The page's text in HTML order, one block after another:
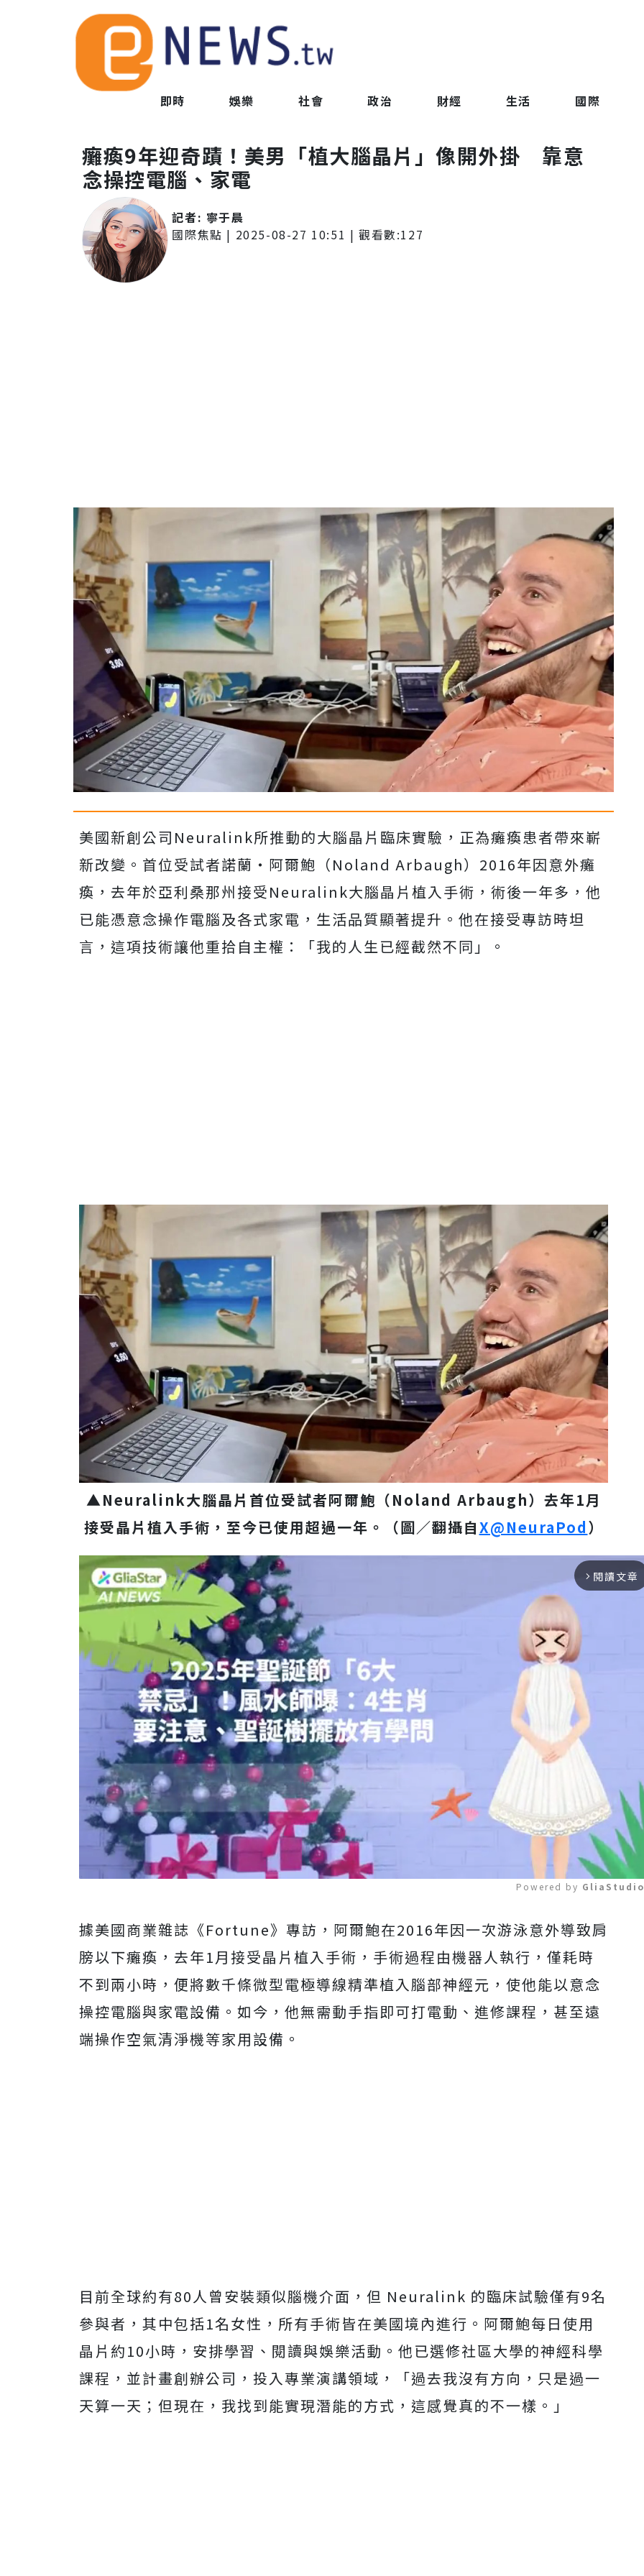
即時 娛樂 社會 政治 財經 生活 國際
癱瘓9年迎奇蹟！美男「植大腦晶片」像開外掛 靠意
念操控電腦、家電
記者: 寧于晨
國際焦點 | 2025-08-27 10:51 | 觀看數:127
美國新創公司Neuralink所推動的大腦晶片臨床實驗，正為癱瘓患者帶來嶄
新改變。首位受試者諾蘭‧阿爾鮑（Noland Arbaugh）2016年因意外癱
瘓，去年於亞利桑那州接受Neuralink大腦晶片植入手術，術後一年多，他
已能憑意念操作電腦及各式家電，生活品質顯著提升。他在接受專訪時坦
言， 這項技術讓他重拾自主權：「我的人生已經截然不同」。
▲Neuralink大腦晶片首位受試者阿爾鮑（Noland Arbaugh）去年1月
接受晶片植入手術，至今已使用超過一年。（圖／翻攝自X@NeuraPod）
arrow_forward_ios 閱讀文章
Mute
Powered by
據美國商業雜誌 《Fortune》專訪，阿爾鮑在2016年因一次游泳意外導致肩
膀以下癱瘓，去年1月接受晶片植入手術， 手術過程由機器人執行，僅耗時
不到兩小時，便將數千條微型電極導線精準植入腦部神經元，使他能以意念
操控電腦與家電設備。如今，他無需動手指即可打電動、進修課程，甚至遠
端操作空氣清淨機等家用設備。
目前全球約有80人曾安裝類似腦機介面，但 Neuralink 的臨床試驗僅有9名
參與者，其中包括1名女性，所有手術皆在美國境內進行。阿爾鮑每日使用
晶片約10小時，安排學習、閱讀與娛樂活動。他已選修社區大學的神經科學
課程，並計畫創辦公司，投入專業演講領域，「過去我沒有方向，只是過一
天算一天；但現在，我找到能實現潛能的方式，這感覺真的不一樣。」